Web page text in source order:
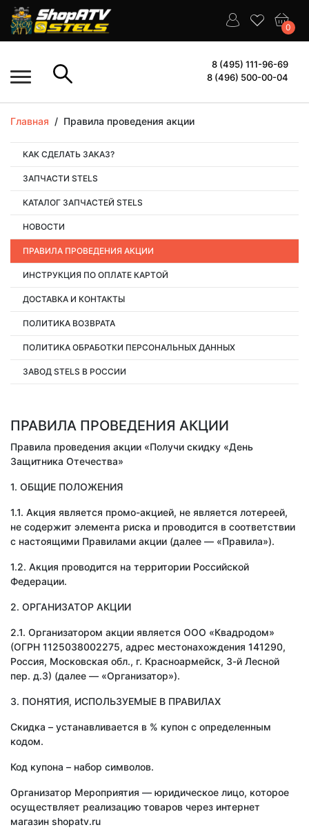
0
8 (495) 111-96-69
8 (496) 500-00-04
Главная / Правила проведения акции
КАК СДЕЛАТЬ ЗАКАЗ?
ЗАПЧАСТИ STELS
КАТАЛОГ ЗАПЧАСТЕЙ STELS
НОВОСТИ
ПРАВИЛА ПРОВЕДЕНИЯ АКЦИИ
ИНСТРУКЦИЯ ПО ОПЛАТЕ КАРТОЙ
ДОСТАВКА И КОНТАКТЫ
ПОЛИТИКА ВОЗВРАТА
ПОЛИТИКА ОБРАБОТКИ ПЕРСОНАЛЬНЫХ ДАННЫХ
ЗАВОД STELS В РОССИИ
ПРАВИЛА ПРОВЕДЕНИЯ АКЦИИ
Правила проведения акции «Получи скидку «День
Защитника Отечества»
1. ОБЩИЕ ПОЛОЖЕНИЯ
1.1. Акция является промо-акцией, не является лотереей,
не содержит элемента риска и проводится в соответствии
с настоящими Правилами акции (далее — «Правила»).
1.2. Акция проводится на территории Российской
Федерации.
2. ОРГАНИЗАТОР АКЦИИ
2.1. Организатором акции является ООО «Квадродом»
(ОГРН 1125038002275, адрес местонахождения 141290,
Россия, Московская обл., г. Красноармейск, 3-й Лесной
пер. д.3) (далее — «Организатор»).
3. ПОНЯТИЯ, ИСПОЛЬЗУЕМЫЕ В ПРАВИЛАХ
Скидка – устанавливается в % купон с определенным
кодом.
Код купона – набор символов.
Организатор Мероприятия — юридическое лицо, которое
осуществляет реализацию товаров через интернет
магазин shopatv.ru